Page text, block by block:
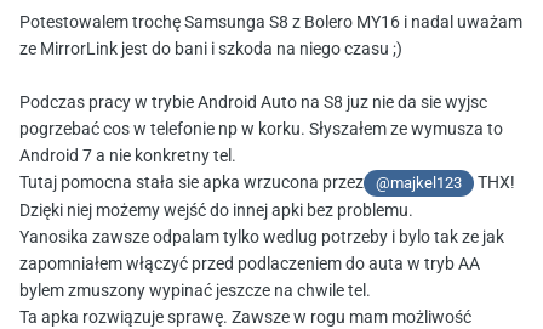
Potestowalem trochę Samsunga S8 z Bolero MY16 i nadal uważam
ze MirrorLink jest do bani i szkoda na niego czasu ;)
Podczas pracy w trybie Android Auto na S8 juz nie da sie wyjsc
pogrzebać cos w telefonie np w korku. Słyszałem ze wymusza to
Android 7 a nie konkretny tel.
Tutaj pomocna stała sie apka wrzucona przez
@majkel123
THX!
Dzięki niej możemy wejść do innej apki bez problemu.
Yanosika zawsze odpalam tylko wedlug potrzeby i bylo tak ze jak
zapomniałem włączyć przed podlaczeniem do auta w tryb AA
bylem zmuszony wypinać jeszcze na chwile tel.
Ta apka rozwiązuje sprawę. Zawsze w rogu mam możliwość